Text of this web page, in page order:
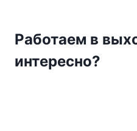
Работаем в
интересно?